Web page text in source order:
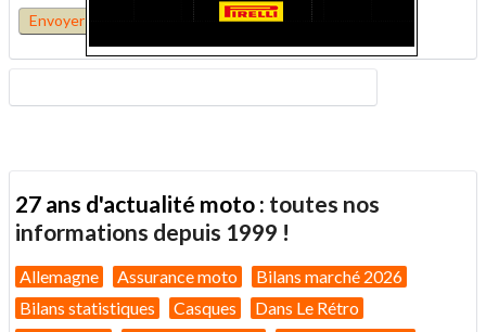
Envoyer cette annonce à un ami
27 ans d'actualité moto : toutes nos
informations depuis 1999 !
Allemagne Assurance moto
Bilans marché 2026
Bilans statistiques
Casques
Dans Le Rétro